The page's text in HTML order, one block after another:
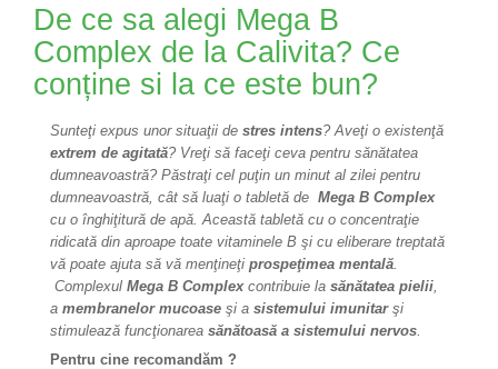
De ce sa alegi Mega B
Complex de la Calivita? Ce
conține si la ce este bun?
Sunteţi expus unor situaţii de stres intens? Aveţi o existenţă
extrem de agitată? Vreţi să faceţi ceva pentru sănătatea
dumneavoastră? Păstraţi cel puţin un minut al zilei pentru
dumneavoastră, cât să luaţi o tabletă de Mega B Complex
cu o înghiţitură de apă. Această tabletă cu o concentraţie
ridicată din aproape toate vitaminele B şi cu eliberare treptată
vă poate ajuta să vă menţineţi prospeţimea mentală
Complexul Mega B Complex contribuie la sănătatea pielii
a membranelor mucoase şi a sistemului imunitar şi
stimulează funcţionarea sănătoasă a sistemului nervos
Pentru cine recomandăm ?